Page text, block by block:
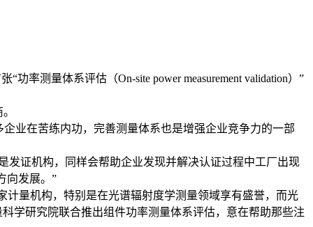
率测量体系评估（On-site power measurement validation）”
在苦练内功，完善测量体系也是增强企业竞争力的一部
证机构，同样会帮助企业发现并解决认证过程中工厂出现
向发展。”
量机构，特别是在光谱辐射度学测量领域享有盛誉，而光
学研究院联合推出组件功率测量体系评估，意在帮助那些注